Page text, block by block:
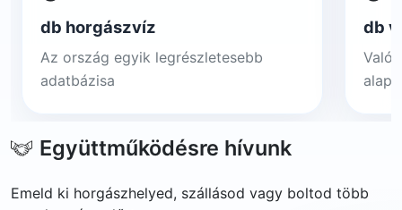
db horgászvíz
Az ország egyik legrészletesebb
adatbázisa
db
Együttműködésre hívunk
Emeld ki horgászhelyed, szállásod vagy boltod több